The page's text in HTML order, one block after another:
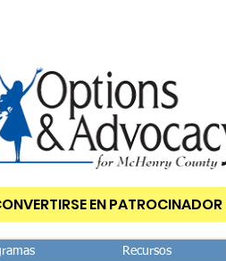
EN PATROCINADOR
Recursos